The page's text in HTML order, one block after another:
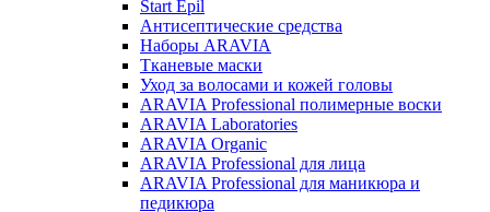
Start Epil
Антисептические средства
Наборы ARAVIA
Тканевые маски
Уход за волосами и кожей головы
ARAVIA Professional полимерные воски
ARAVIA Laboratories
ARAVIA Organic
ARAVIA Professional для лица
ARAVIA Professional для маникюра и
педикюра